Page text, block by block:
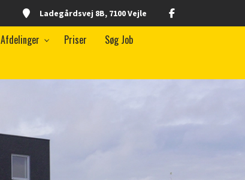
Ladegårdsvej 8B, 7100 Vejle
Afdelinger Priser
Søg Job